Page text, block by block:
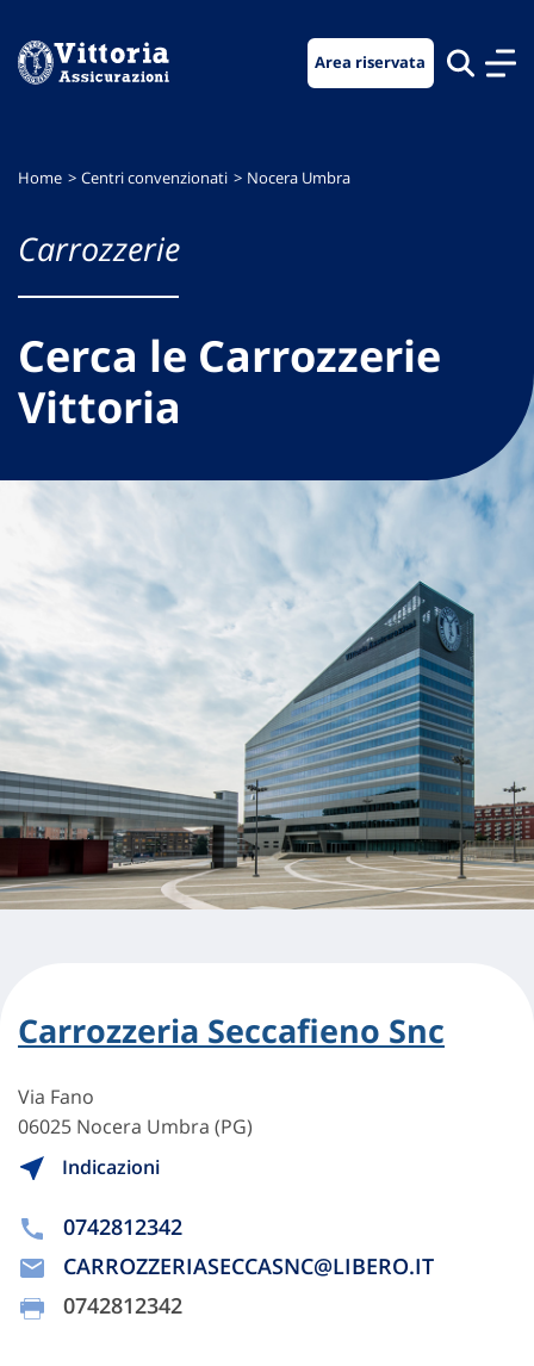
menu
contenuto
footer
Area riservata
Home Centri convenzionati Nocera Umbra
Carrozzerie
Cerca le Carrozzerie
Vittoria
Carrozzeria Seccafieno Snc
Via Fano
06025 Nocera Umbra (PG)
Indicazioni
0742812342
CARROZZERIASECCASNC@LIBERO.IT
0742812342